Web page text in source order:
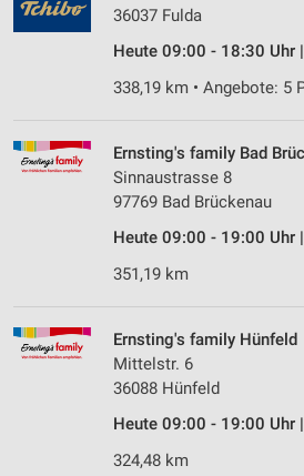
36037 Fulda
Heute 09:00 - 18:30 Uhr |
338,19 km • Angebote: 5
Ernsting's family Bad
Sinnaustrasse 8
97769 Bad Brückenau
Heute 09:00 - 19:00 Uhr |
351,19 km
Ernsting's family Hünfeld
Mittelstr. 6
36088 Hünfeld
Heute 09:00 - 19:00 Uhr |
324,48 km